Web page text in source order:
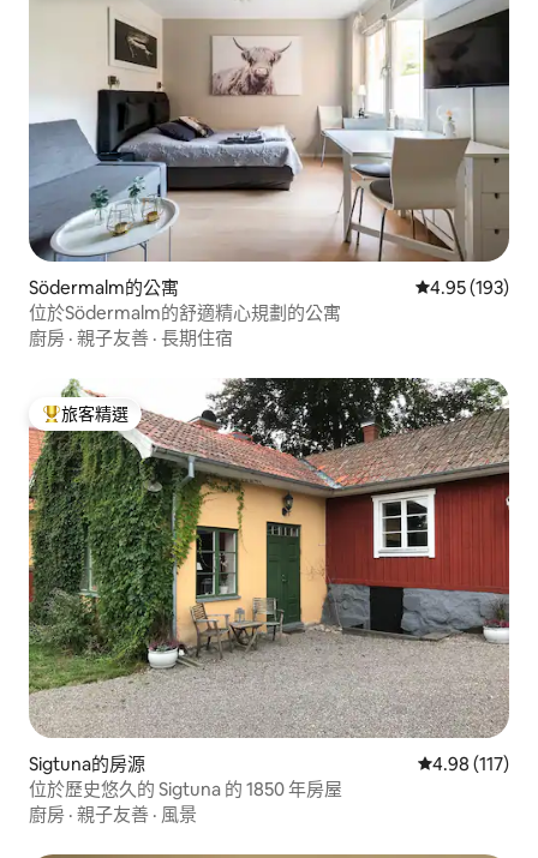
Södermalm的公寓 從 193 則評價
4.95 (193)
位於Södermalm的舒適精心規劃的公寓
廚房 · 親子友善 · 長期住宿
旅客精選榜首
旅客精選
Sigtuna的房源 從 117 則評價
4.98 (117)
位於歷史悠久的 Sigtuna 的 1850 年房屋
廚房 · 親子友善 · 風景